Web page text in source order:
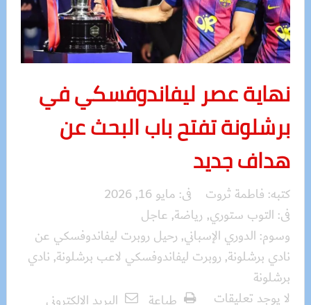
نهاية عصر ليفاندوفسكي في
برشلونة تفتح باب البحث عن
هداف جديد
كتبه: فاطمة ثروت فى: مايو 16, 2026
فى: التوب ستوري, رياضة, عاجل
وسوم: الدوري الإسباني, رحيل روبرت ليفاندوفسكي عن
نادي برشلونة, روبرت ليفاندوفسكي لاعب برشلونة, نادي
برشلونة
لا يوجد تعليقات